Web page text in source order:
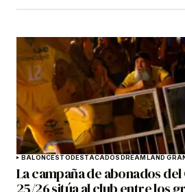
BALONCESTODESTACADOSDREAMLAND
La campaña de abonados del